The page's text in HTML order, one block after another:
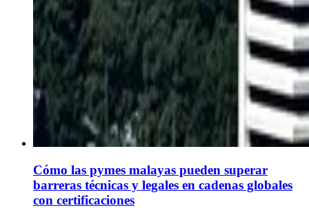
Cómo las pymes malayas pueden superar
barreras técnicas y legales en cadenas globales
con certificaciones